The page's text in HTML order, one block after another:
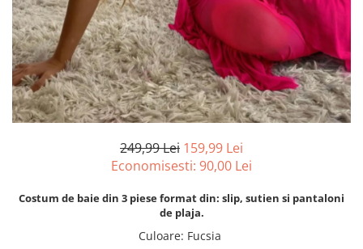
249,99 Lei 159,99 Lei
Economisesti: 90,00 Lei
Costum de baie din 3 piese format din: slip, sutien si pantaloni
de plaja.
Culoare: Fucsia